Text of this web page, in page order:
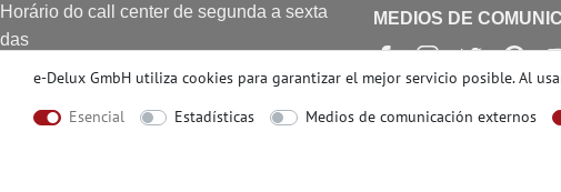
Horário do call center de segunda a sexta
das
MEDIOS DE
e-Delux GmbH utiliza cookies para garantizar el mejor servicio posible. Al
Esencial
Estadísticas Medios de comunicación externos